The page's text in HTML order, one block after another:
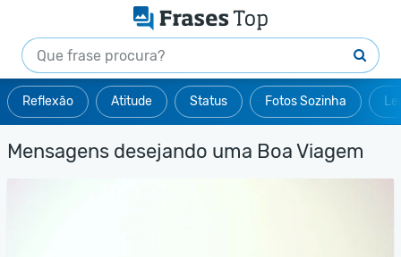
Reflexão Atitude Status Fotos Sozinha
Mensagens desejando uma Boa Viagem